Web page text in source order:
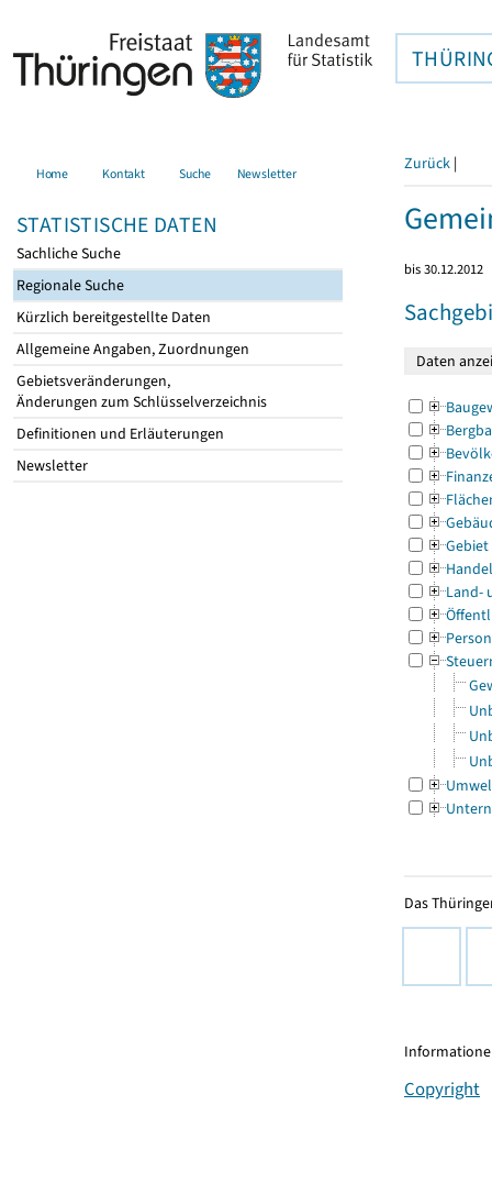
Home Kontakt Suche Newsletter
STATISTISCHE DATEN
Sachliche Suche
Regionale Suche
Kürzlich bereitgestellte Daten
Allgemeine Angaben, Zuordnungen
Gebietsveränderungen,
Änderungen zum Schlüsselverzeichnis
Definitionen und Erläuterungen
Newsletter
Zurück |
bis 30.12.2012
Gebiet
Land-
Das
Copyright